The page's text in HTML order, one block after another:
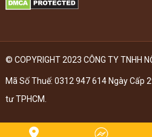
© COPYRIGHT 2023 CÔNG TY TNHH
Mã Số Thuế: 0312 947 614 Ngày Cấp
tư TPHCM.